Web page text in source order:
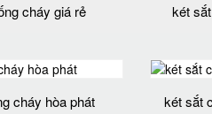
cháy giá rẻ két
cháy hòa phát két sắt